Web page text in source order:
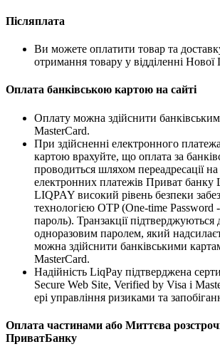
Післяплата
Ви можете оплатити товар та
отримання товару у відділенні
Оплата банківською картою на сайті
Оплату можна здійснити
MasterCard.
При здійсненні електронного
картою врахуйте, що оплата за
проводиться шляхом переадресації
електронних платежів Приват банку
LIQPAY високий рівень безпеки
технологією OTP (One-time Password
пароль). Транзакції
одноразовим паролем, який
можна здійснити банківськими
MasterCard.
Надійність LiqPay підтверджена
Secure Web Site, Verified by Visa і
ері управління ризиками та
Оплата частинами або Миттєва
ПриватБанку